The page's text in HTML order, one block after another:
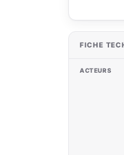
FICHE
ACTEURS